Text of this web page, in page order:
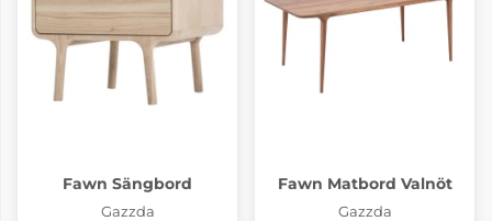
Fawn Sängbord
Gazzda
Fawn Matbord Valnöt
Gazzda